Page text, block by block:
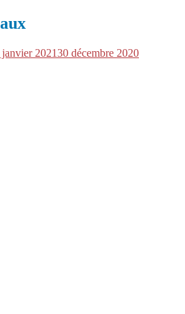
janvier 202130 décembre 2020